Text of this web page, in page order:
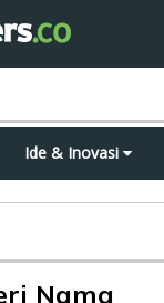
Ide & Inovasi
Nama